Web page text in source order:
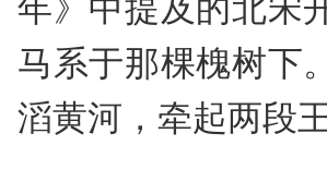
年》中提及的北宋
马系于那棵槐树下
滔黄河，牵起两段